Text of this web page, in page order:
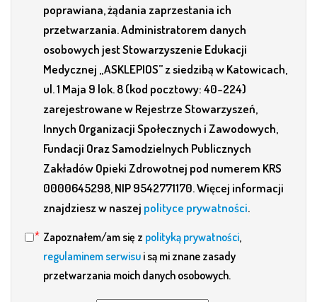
poprawiana, żądania zaprzestania ich
przetwarzania. Administratorem danych
osobowych jest Stowarzyszenie Edukacji
Medycznej „ASKLEPIOS” z siedzibą w Katowicach,
ul. 1 Maja 9 lok. 8 (kod pocztowy: 40-224)
zarejestrowane w Rejestrze Stowarzyszeń,
Innych Organizacji Społecznych i Zawodowych,
Fundacji Oraz Samodzielnych Publicznych
Zakładów Opieki Zdrowotnej pod numerem KRS
0000645298, NIP 9542771170. Więcej informacji
znajdziesz w naszej polityce prywatności.
Zapoznałem/am się z polityką prywatności
regulaminem serwisu i są mi znane zasady
przetwarzania moich danych osobowych.